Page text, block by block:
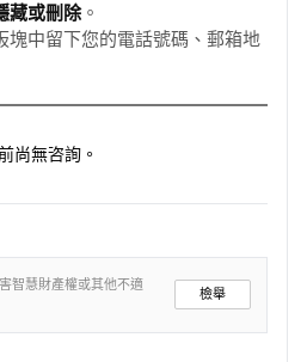
藏或刪除。
塊中留下您的電話號碼、郵箱地
尚無咨詢。
智慧財產權或其他不適
檢舉